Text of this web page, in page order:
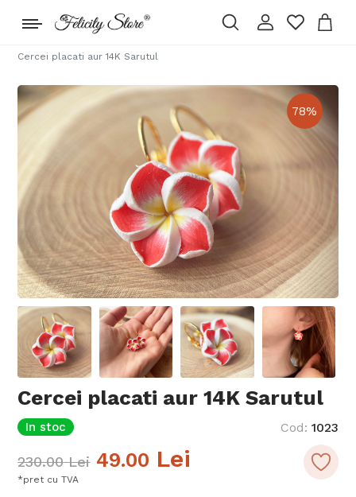
Cercei placati aur 14K Sarutul
78%
Cercei placati aur 14K Sarutul
In stoc Cod: 1023
230.00 Lei 49.00 Lei
*pret cu TVA